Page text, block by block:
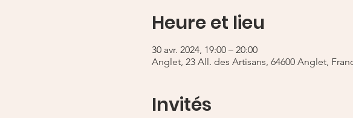
Heure et lieu
30 avr. 2024, 19:00 – 20:00
Anglet, 23 All. des Artisans, 64600 Anglet,
Invités